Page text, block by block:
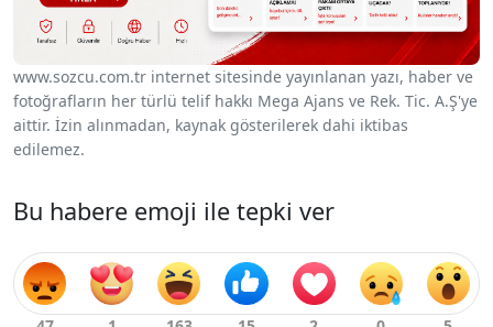
www.sozcu.com.tr internet sitesinde yayınlanan yazı, haber ve
fotoğrafların her türlü telif hakkı Mega Ajans ve Rek. Tic. A.Ş'ye
aittir. İzin alınmadan, kaynak gösterilerek dahi iktibas
edilemez.
Bu habere emoji ile tepki ver